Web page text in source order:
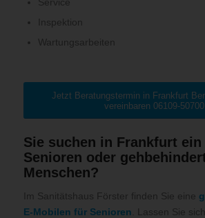
Inspektion
Wartungsarbeiten
Jetzt Beratungstermin in Frankfurt
vereinbaren 06109-50700
Sie suchen in Frankfurt
Senioren oder
Menschen?
Im Sanitätshaus Förster finden Sie eine
E-Mobilen für Senioren . Lassen Sie